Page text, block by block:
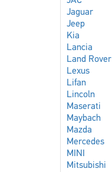
Jaguar
Jeep
Kia
Lancia
Land Rover
Lexus
Lifan
Lincoln
Maserati
Maybach
Mazda
Mercedes
MINI
Mitsubishi